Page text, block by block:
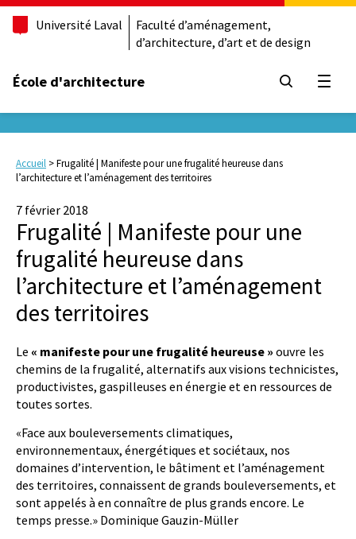
Université Laval
Faculté d’aménagement,
d’architecture, d’art et de design
École d'architecture
Accueil >Frugalité | Manifeste pour une frugalité heureuse dans
l’architecture et l’aménagement des territoires
7 février 2018
Frugalité | Manifeste pour une
frugalité heureuse dans
l’architecture et l’aménagement
des territoires
Le « manifeste pour une frugalité heureuse » ouvre les
chemins de la frugalité, alternatifs aux visions technicistes,
productivistes, gaspilleuses en énergie et en ressources de
toutes sortes.
«Face aux bouleversements climatiques,
environnementaux, énergétiques et sociétaux, nos
domaines d’intervention, le bâtiment et l’aménagement
des territoires, connaissent de grands bouleversements, et
sont appelés à en connaître de plus grands encore. Le
temps presse.» Dominique Gauzin-Müller